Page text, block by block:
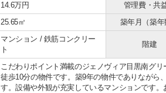
14.6万円 管理費・共
25.65㎡ 築年月（築年
マンション / 鉄筋コンクリー
ト
階建
こだわりポイント満載のジェノヴィア目黒南グ
徒歩10分の物件です。築9年の物件でありながら
す。設備や外観が充実しているマンションです